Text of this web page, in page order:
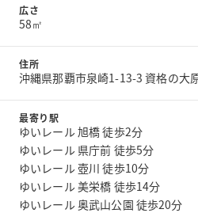
広さ
58㎡
住所
沖縄県那覇市泉崎1-13-3 資格の大
最寄り駅
ゆいレール 旭橋 徒歩2分
ゆいレール 県庁前 徒歩5分
ゆいレール 壺川 徒歩10分
ゆいレール 美栄橋 徒歩14分
ゆいレール 奥武山公園 徒歩20分